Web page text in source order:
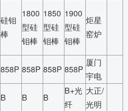
硅钼
棒
1800
型硅
钼棒
1850
型硅
钼棒
1900
型硅
钼棒
炬星
窑炉
858P 858P 858P 858P
厦门
宇电
B B B
B+光
纤
大正/
光明